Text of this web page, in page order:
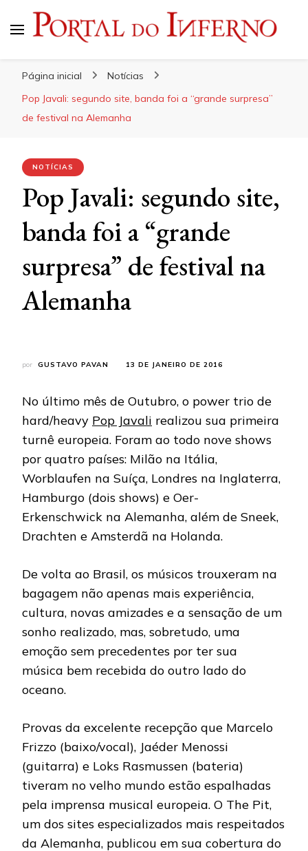
Página inicial
Notícias
Pop Javali: segundo site, banda foi a “grande surpresa”
de festival na Alemanha
NOTÍCIAS
Pop Javali: segundo site,
banda foi a “grande
surpresa” de festival na
Alemanha
por GUSTAVO PAVAN 13 DE JANEIRO DE 2016
No último mês de Outubro, o power trio de
hard/heavy Pop Javali realizou sua primeira
turnê europeia. Foram ao todo nove shows
por quatro países: Milão na Itália,
Worblaufen na Suíça, Londres na Inglaterra,
Hamburgo (dois shows) e Oer-
Erkenschwick na Alemanha, além de Sneek,
Drachten e Amsterdã na Holanda.
De volta ao Brasil, os músicos trouxeram na
bagagem não apenas mais experiência,
cultura, novas amizades e a sensação de um
sonho realizado, mas, sobretudo, uma
emoção sem precedentes por ter sua
música bem recebida do outro lado do
oceano.
Provas da excelente recepção que Marcelo
Frizzo (baixo/vocal), Jaéder Menossi
(guitarra) e Loks Rasmussen (bateria)
tiveram no velho mundo estão espalhadas
pela imprensa musical europeia. O The Pit,
um dos sites especializados mais respeitados
da Alemanha, publicou em sua cobertura do